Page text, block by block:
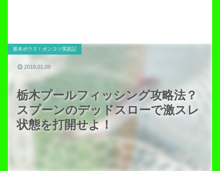
栃木プールフィッシング攻略法？
スプーンのデッドスローで激スレ
状態を打開せよ！
基本ボウズ！ポンコツ実践記
2018.01.09